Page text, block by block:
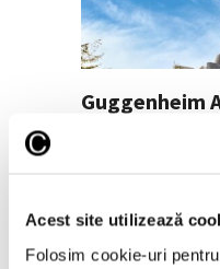
Acest site utilizează
Folosim cookie-uri
Guggenheim